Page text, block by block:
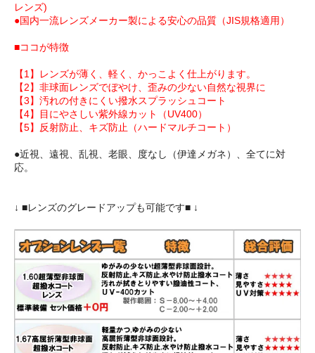
レンズ)
●国内一流レンズメーカー製による安心の品質（JIS規格適用）
■ココが特徴
【1】レンズが薄く、軽く、かっこよく仕上がります。
【2】非球面レンズでぼやけ、歪みの少ない自然な視界に
【3】汚れの付きにくい撥水スプラッシュコート
【4】目にやさしい紫外線カット（UV400）
【5】反射防止、キズ防止（ハードマルチコート）
●近視、遠視、乱視、老眼、度なし（伊達メガネ）、全てに対
応。
↓ ■レンズのグレードアップも可能です■ ↓